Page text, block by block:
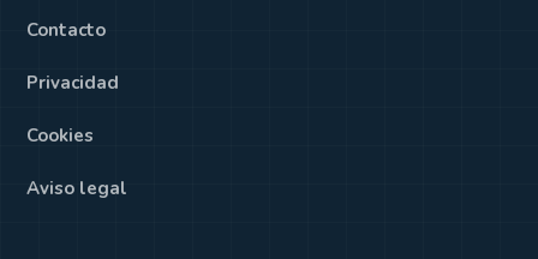
Contacto
Privacidad
Cookies
Aviso legal